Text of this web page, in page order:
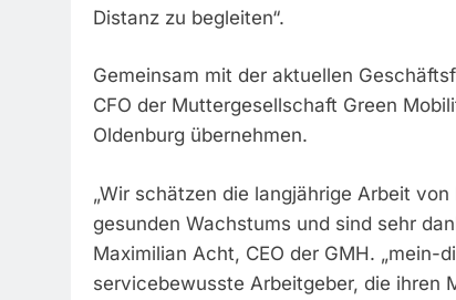
Distanz zu begleiten“.
Gemeinsam mit der aktuellen
CFO der Muttergesellschaft Green
Oldenburg übernehmen.
„Wir schätzen die langjährige Arbeit
gesunden Wachstums und sind sehr
Maximilian Acht, CEO der GMH.
servicebewusste Arbeitgeber, die ihren